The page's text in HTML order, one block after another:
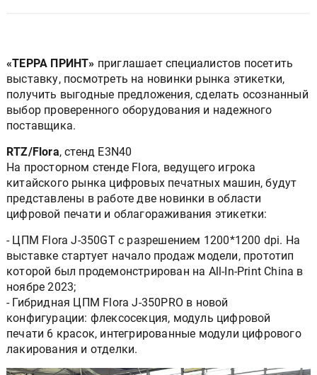
«ТЕРРА ПРИНТ» приглашает специалистов посетить
выставку, посмотреть на новинки рынка этикетки,
получить выгодные предложения, сделать осознанный
выбор проверенного оборудования и надежного
поставщика.
RTZ/Flora, стенд E3N40
На просторном стенде Flora, ведущего игрока
китайского рынка цифровых печатных машин, будут
представлены в работе две новинки в области
цифровой печати и облагораживания этикетки:
- ЦПМ Flora J-350GT с разрешением 1200*1200 dpi. На
выставке стартует начало продаж модели, прототип
которой был продемонстрирован на All-In-Print China в
ноябре 2023;
- Гибридная ЦПМ Flora J-350PRO в новой
конфигурации: флексосекция, модуль цифровой
печати 6 красок, интегрированные модули цифрового
лакирования и отделки.